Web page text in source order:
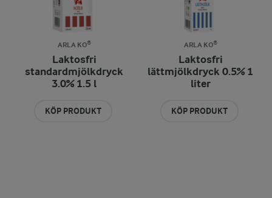
ARLA KO®
Laktosfri
standardmjölkdryck
3.0% 1.5 l
KÖP PRODUKT
ARLA KO®
Laktosfri
lättmjölkdryck 0.5% 1
liter
KÖP PRODUKT